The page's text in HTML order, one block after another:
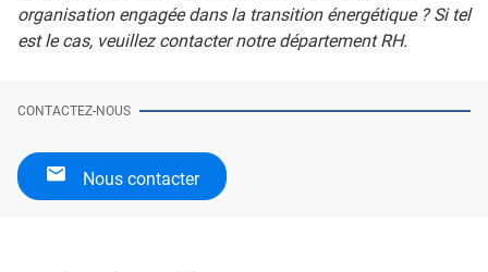
organisation engagée dans la transition énergétique ? Si tel
est le cas, veuillez contacter notre département RH.
CONTACTEZ-NOUS
Nous contacter